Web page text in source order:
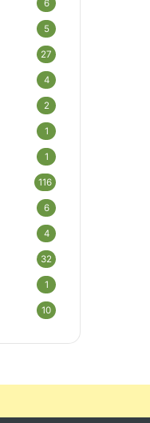
6
5
27
4
2
1
1
116
6
4
32
1
10